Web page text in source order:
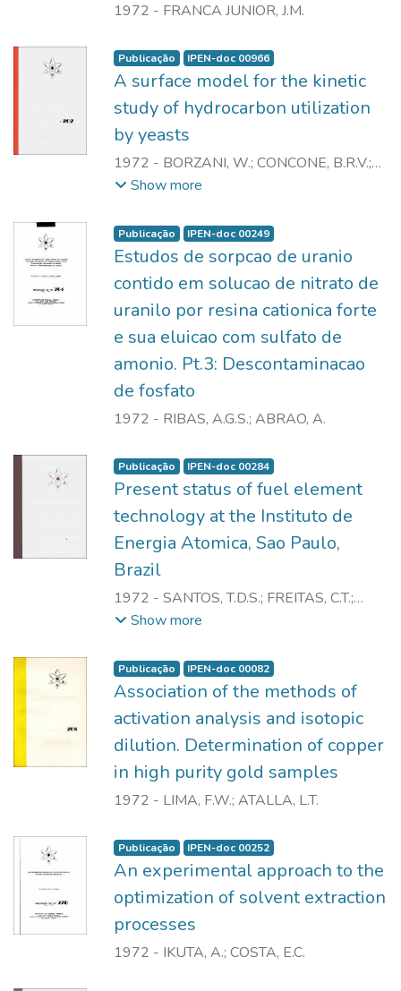
1972 - FRANCA JUNIOR, J.M.
Publicação IPEN-doc 00966
A surface model for the kinetic
study of hydrocarbon utilization
by yeasts
1972 - BORZANI, W.; CONCONE, B.R.V.;
VAIRO, M.L.R.
Show more
Publicação IPEN-doc 00249
Estudos de sorpcao de uranio
contido em solucao de nitrato de
uranilo por resina cationica forte
e sua eluicao com sulfato de
amonio. Pt.3: Descontaminacao
de fosfato
1972 - RIBAS, A.G.S.; ABRAO, A.
Publicação IPEN-doc 00284
Present status of fuel element
technology at the Instituto de
Energia Atomica, Sao Paulo,
Brazil
1972 - SANTOS, T.D.S.; FREITAS, C.T.;
HAYDT, H.M.;GENTILE, E.F.
Show more
Publicação IPEN-doc 00082
Association of the methods of
activation analysis and isotopic
dilution. Determination of copper
in high purity gold samples
1972 - LIMA, F.W.; ATALLA, L.T.
Publicação IPEN-doc 00252
An experimental approach to the
optimization of solvent extraction
processes
1972 - IKUTA, A.; COSTA, E.C.